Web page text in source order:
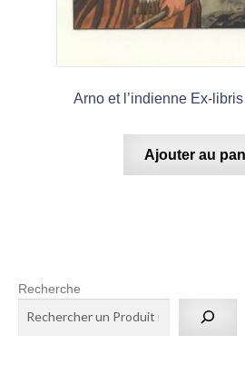
Arno et l’indienne Ex-
Ajouter au
Recherche